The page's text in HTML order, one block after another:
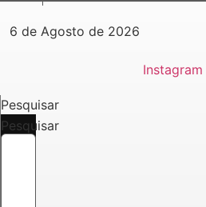
6 de Agosto de 2026
Instagram
Pesquisar
Pesquisar